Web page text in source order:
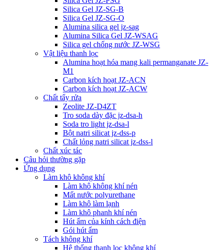
Silica Gel JZ-SG-B
Silica Gel JZ-SG-O
Alumina silica gel jz-sag
Alumina Silica Gel JZ-WSAG
Silica gel chống nước JZ-WSG
Vật liệu thanh lọc
Alumina hoạt hóa mang kali permanganate JZ-
M1
Carbon kích hoạt JZ-ACN
Carbon kích hoạt JZ-ACW
Chất tẩy rửa
Zeolite JZ-D4ZT
Tro soda dày đặc jz-dsa-h
Soda tro light jz-dsa-l
Bột natri silicat jz-dss-p
Chất lỏng natri silicat jz-dss-l
Chất xúc tác
Câu hỏi thường gặp
Ứng dụng
Làm khô không khí
Làm khô không khí nén
Mất nước polyurethane
Làm khô làm lạnh
Làm khô phanh khí nén
Hút ẩm của kính cách điện
Gói hút ẩm
Tách không khí
Hệ thống thanh lọc không khí